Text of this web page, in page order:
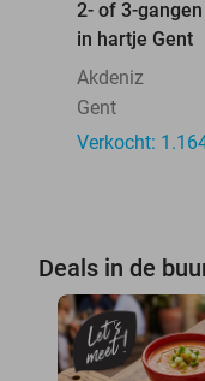
2- of 3-
in hartje Gent
Akdeniz
Gent
Verkocht:
Deals in de